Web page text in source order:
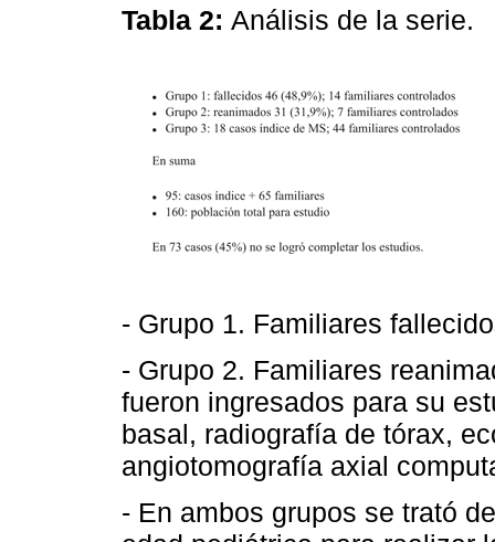
Tabla 2: Análisis de la serie.
- Grupo 1. Familiares
- Grupo 2. Familiares
fueron ingresados para su
basal, radiografía de tórax,
angiotomografía axial
- En ambos grupos se trató